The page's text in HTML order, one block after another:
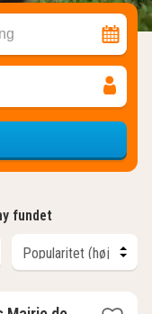
fundet